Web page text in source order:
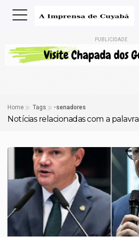
PUBLICIDADE
Home Tags -senadores
Notícias relacionadas com a palavra